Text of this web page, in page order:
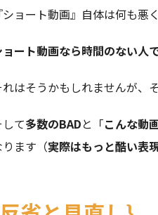
ショート動画』自体は何も悪
ョート動画なら時間のない人
れはそうかもしれませんが、
て多数のBADと「こんな動
ります（実際はもっと酷い表